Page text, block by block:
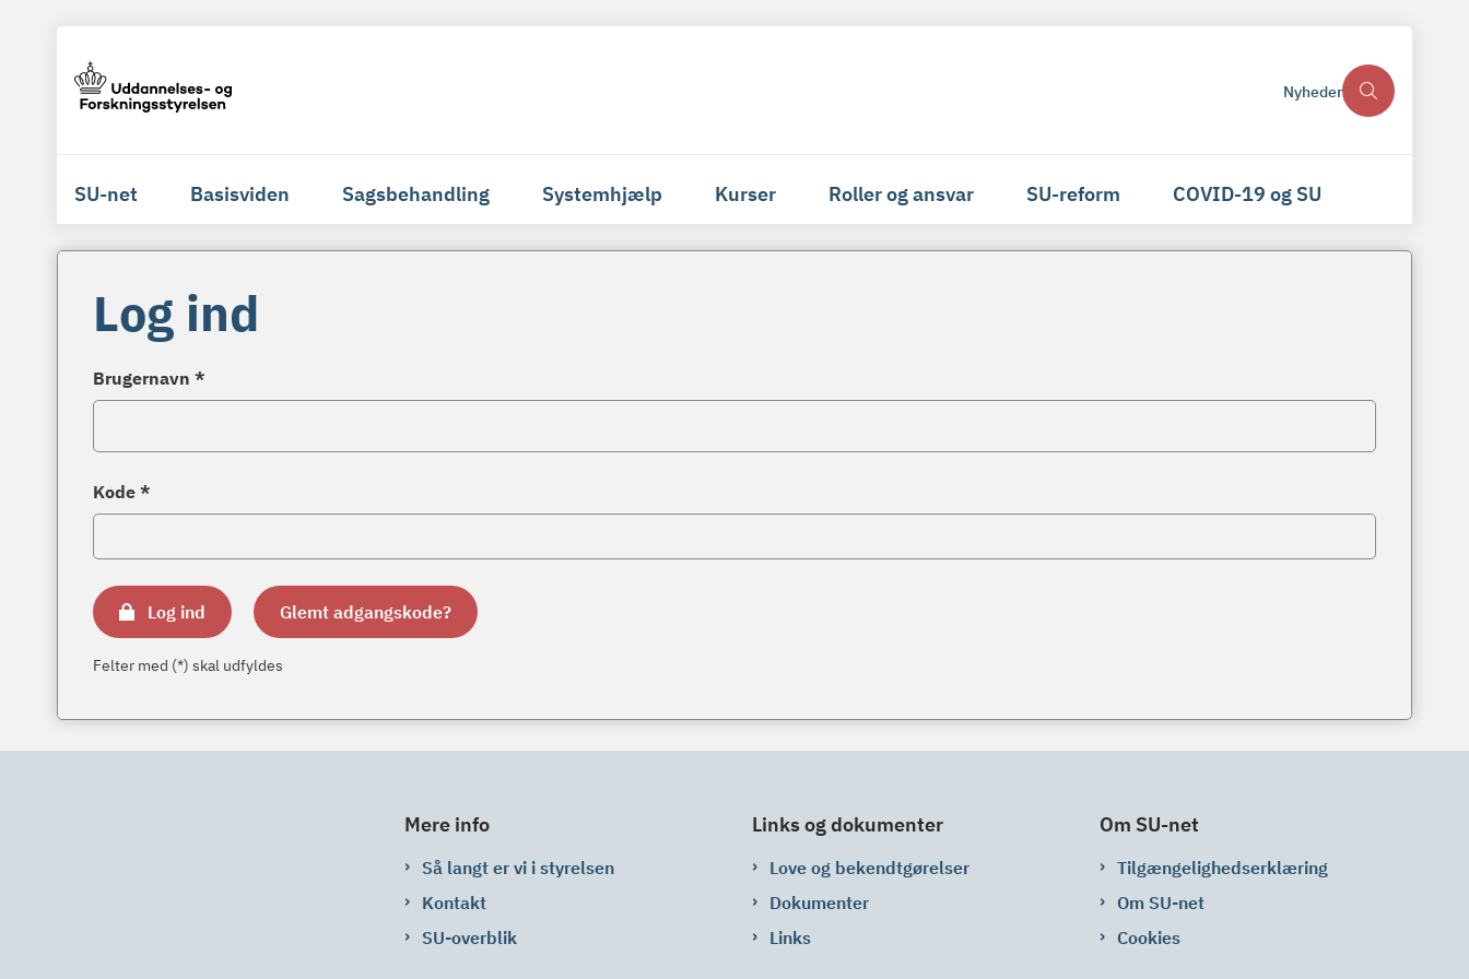
Nyheder
SU-net Basisviden Sagsbehandling Systemhjælp Kurser Roller og ansvar SU-reform COVID-19 og SU
Log ind
Brugernavn *
Kode *
Log ind Glemt adgangskode?
Felter med (*) skal udfyldes
Mere info
Så langt er vi i styrelsen
Kontakt
SU-overblik
Links og dokumenter
Love og bekendtgørelser
Dokumenter
Links
Om SU-net
Tilgængelighedserklæring
Om SU-net
Cookies